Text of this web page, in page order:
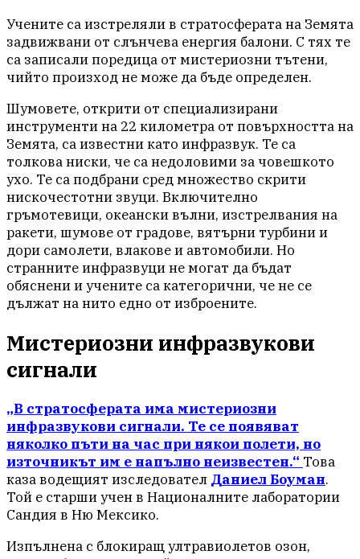
Учените са изстреляли в стратосферата на Земята
задвижвани от слънчева енергия балони. С тях те
са записали поредица от мистериозни тътени,
чийто произход не може да бъде определен.
Шумовете, открити от специализирани
инструменти на 22 километра от повърхността на
Земята, са известни като инфразвук. Те са
толкова ниски, че са недоловими за човешкото
ухо. Те са подбрани сред множество скрити
нискочестотни звуци. Включително
гръмотевици, океански вълни, изстрелвания на
ракети, шумове от градове, вятърни турбини и
дори самолети, влакове и автомобили. Но
странните инфразвуци не могат да бъдат
обяснени и учените са категорични, че не се
дължат на нито едно от изброените.
Мистериозни инфразвукови
сигнали
„В стратосферата има мистериозни
инфразвукови сигнали. Те се появяват
няколко пъти на час при някои полети, но
източникът им е напълно неизвестен.“ Това
каза водещият изследовател Даниел Боуман.
Той е старши учен в Националните лаборатории
Сандия в Ню Мексико.
Изпълнена с блокиращ ултравиолетов озон,